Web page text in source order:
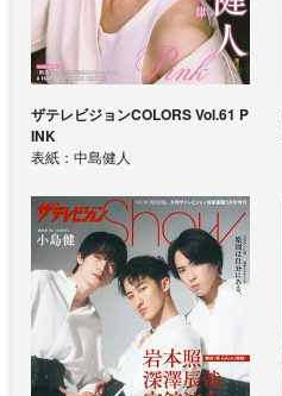
ザテレビジョンCOLORS Vol.61 P
INK
表紙：中島健人